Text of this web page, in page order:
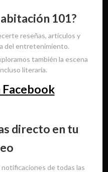
101?
reseñas, artículos y
del entretenimiento.
también la escena
literaria.
Facebook
directo en tu
de todas las